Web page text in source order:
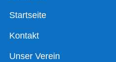
Startseite
Kontakt
Unser Verein